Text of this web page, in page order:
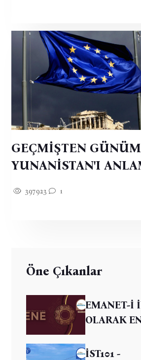
GEÇMİŞTEN
YUNANİSTAN'I
397923 1
Öne Çıkanlar
EMANET-İ
OLARAK
İST101 -